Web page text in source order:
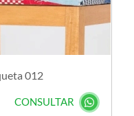
012
CONSULTAR